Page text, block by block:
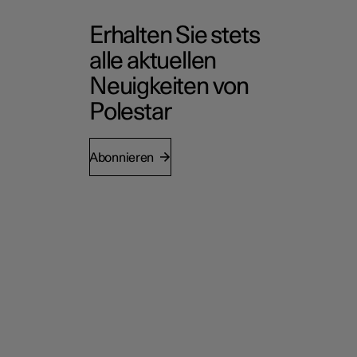
Erhalten Sie stets
alle aktuellen
Neuigkeiten von
Polestar
Abonnieren